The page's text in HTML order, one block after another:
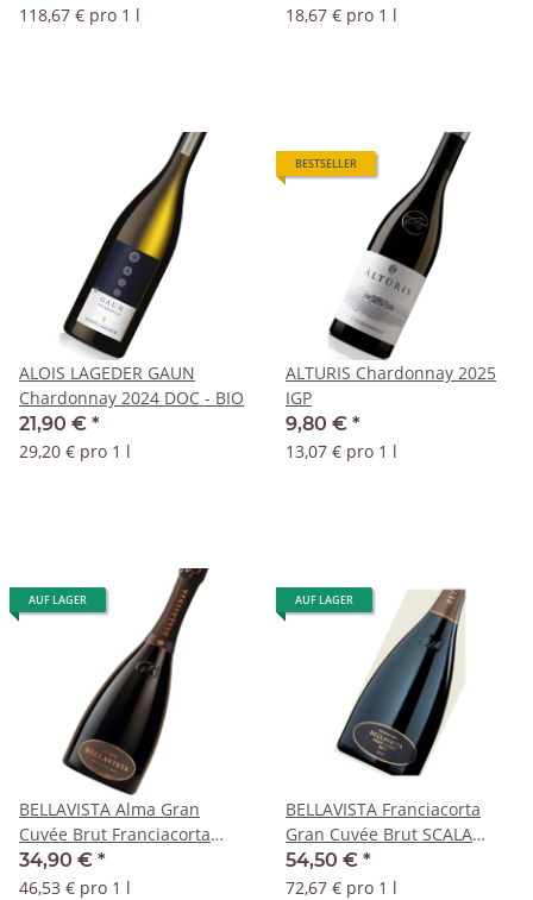
118,67 € pro 1 l
18,67 € pro 1 l
ALOIS LAGEDER GAUN
Chardonnay 2024 DOC - BIO
21,90 € *
29,20 € pro 1 l
BESTSELLER
ALTURIS Chardonnay 2025
IGP
9,80 € *
13,07 € pro 1 l
AUF LAGER
BELLAVISTA Alma Gran
Cuvée Brut Franciacorta
DOCG
34,90 € *
46,53 € pro 1 l
AUF LAGER
BELLAVISTA Franciacorta
Gran Cuvée Brut SCALA
Vendemia 2018 DOCG
54,50 € *
72,67 € pro 1 l